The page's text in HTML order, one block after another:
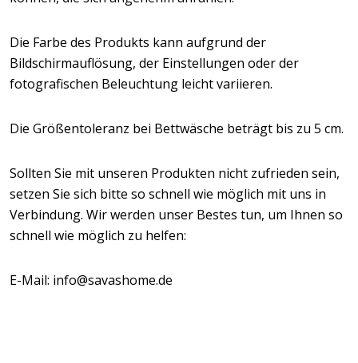
Die Farbe des Produkts kann aufgrund der
Bildschirmauflösung, der Einstellungen oder der
fotografischen Beleuchtung leicht variieren.
Die Größentoleranz bei Bettwäsche beträgt bis zu 5 cm.
Sollten Sie mit unseren Produkten nicht zufrieden sein,
setzen Sie sich bitte so schnell wie möglich mit uns in
Verbindung. Wir werden unser Bestes tun, um Ihnen so
schnell wie möglich zu helfen:
E-Mail: info@savashome.de